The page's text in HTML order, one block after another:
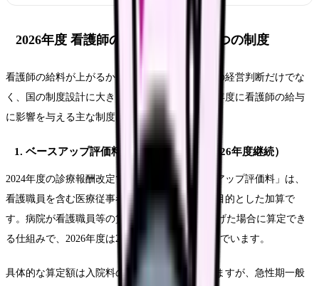
2026年度 看護師の給与に影響する3つの制度
看護師の給料が上がるかどうかは、個々の病院の経営判断だけでな
く、国の制度設計に大きく左右されます。2026年度に看護師の給与
に影響を与える主な制度は以下の3つです。
1. ベースアップ評価料（2024年度新設・2026年度継続）
2024年度の診療報酬改定で新設された「ベースアップ評価料」は、
看護職員を含む医療従事者の基本給引き上げを目的とした加算で
す。病院が看護職員等の賃金を2.5%以上引き上げた場合に算定でき
る仕組みで、2026年度は2年目として定着が進んでいます。
具体的な算定額は入院料の区分によって異なりますが、急性期一般